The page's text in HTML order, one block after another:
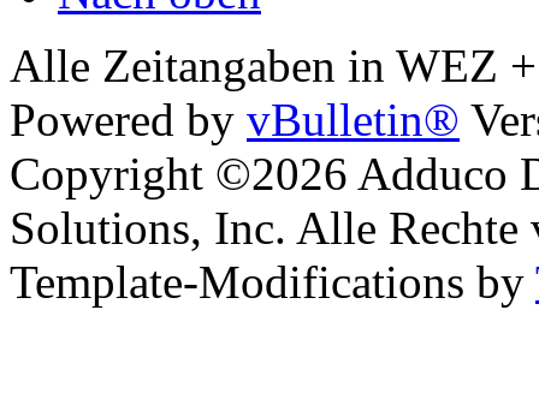
Alle Zeitangaben in WEZ
Powered by vBulletin®
Copyright ©2026 Adduco
Solutions, Inc. Alle Rechte
Template-Modifications by